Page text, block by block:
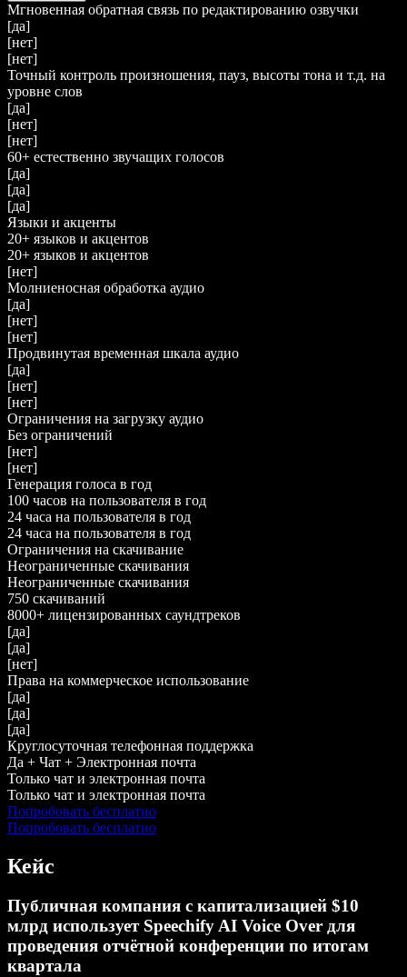
Мгновенная обратная связь по редактированию озвучки
[да]
[нет]
[нет]
Точный контроль произношения, пауз, высоты тона и т.д. на
уровне слов
[да]
[нет]
[нет]
60+ естественно звучащих голосов
[да]
[да]
[да]
Языки и акценты
20+ языков и акцентов
20+ языков и акцентов
[нет]
Молниеносная обработка аудио
[да]
[нет]
[нет]
Продвинутая временная шкала аудио
[да]
[нет]
[нет]
Ограничения на загрузку аудио
Без ограничений
[нет]
[нет]
Генерация голоса в год
100 часов на пользователя в год
24 часа на пользователя в год
24 часа на пользователя в год
Ограничения на скачивание
Неограниченные скачивания
Неограниченные скачивания
750 скачиваний
8000+ лицензированных саундтреков
[да]
[да]
[нет]
Права на коммерческое использование
[да]
[да]
[да]
Круглосуточная телефонная поддержка
Да + Чат + Электронная почта
Только чат и электронная почта
Только чат и электронная почта
Попробовать бесплатно
Попробовать бесплатно
Кейс
Публичная компания с капитализацией $10
млрд использует Speechify AI Voice Over для
проведения отчётной конференции по итогам
квартала